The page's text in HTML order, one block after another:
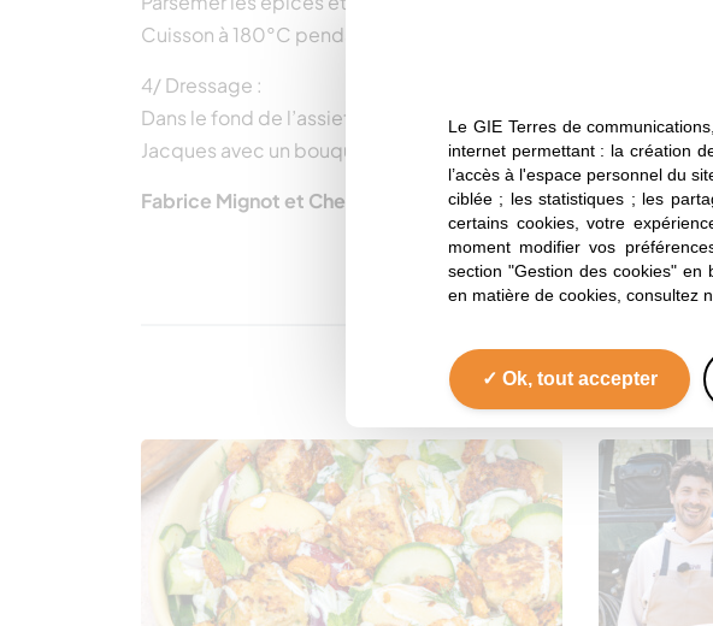
Le GIE Terres de
internet permettant : la création
l’accès à l'espace personnel du
ciblée ; les statistiques ; les
certains cookies, votre
moment modifier vos
section "Gestion des cookies"
en matière de cookies, consultez
Ok, tout accepter
Cuisson à 180°C pendant 15 minutes.
4/ Dressage :
Dans le fond de l’assiette mettre la crème de flageolet. Poser
Jacques avec un bouquet de feuilles de brick épicées
Fabrice Mignot et Chef Damien